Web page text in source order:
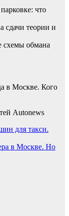
что
сдачи теории и
обмана
Autonews
для такси.
в Москве. Но